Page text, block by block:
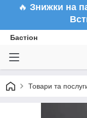
🔥 Знижки на
Бастіон
Товари та